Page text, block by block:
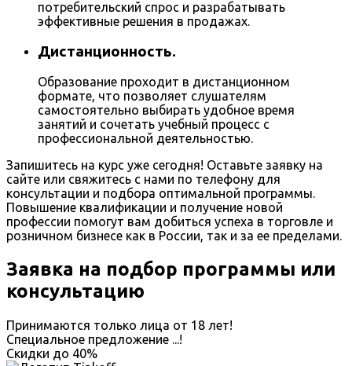
потребительский спрос и разрабатывать
эффективные решения в продажах.
Дистанционность.
Образование проходит в дистанционном
формате, что позволяет слушателям
самостоятельно выбирать удобное время
занятий и сочетать учебный процесс с
профессиональной деятельностью.
Запишитесь на курс уже сегодня! Оставьте заявку на
сайте или свяжитесь с нами по телефону для
консультации и подбора оптимальной программы.
Повышение квалификации и получение новой
профессии помогут вам добиться успеха в торговле и
розничном бизнесе как в России, так и за ее пределами.
Заявка на подбор программы или
консультацию
Принимаются только лица от 18 лет!
Специальное предложение ...!
Скидки до 40%